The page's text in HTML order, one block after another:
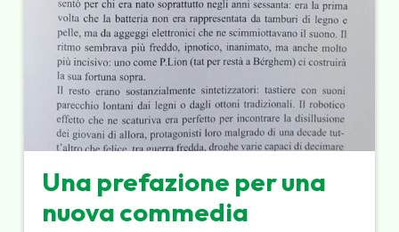
Una prefazione per una
nuova commedia